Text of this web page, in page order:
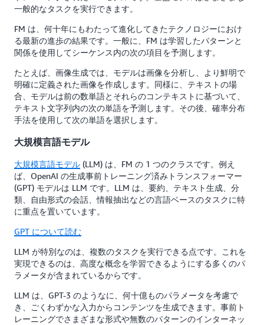
一般的なタスクを実行できます。
FM は、何十年にもわたって進化してきたテクノロジーにおけ
る最新の進歩の結果です。一般に、FM は学習したパターンと
関係を使用してシーケンス内の次の項目を予測します。
たとえば、画像生成では、モデルは画像を分析し、より鮮明で
明確に定義された画像を作成します。同様に、テキストの場
合、モデルは前の数単語とそれらのコンテキストに基づいて、
テキスト文字列内の次の単語を予測します。その後、確率分布
手法を使用して次の単語を選択します。
大規模言語モデル
大規模言語モデル (LLM) は、FM の 1 つのクラスです。例え
ば、OpenAI の生成事前トレーニング済みトランスフォーマー
(GPT) モデルは LLM です。LLM は、要約、テキスト生成、分
類、自由形式の会話、情報抽出などの言語ベースのタスクに特
に重点を置いています。
GPT について読む
LLM が特別なのは、複数のタスクを実行できる点です。これを
実現できるのは、高度な概念を学習できるようにする多くのパ
ラメータが含まれているからです。
LLM は、GPT-3 のようなに、何十億ものパラメータを考慮で
き、ごくわずかな入力からコンテンツを生成できます。事前ト
レーニングでさまざまな形式や無数のパターンのインターネッ